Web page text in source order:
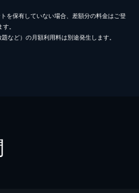
を保有していない場合、差額分の料金はご登
。
など）の月額利用料は別途発生します。